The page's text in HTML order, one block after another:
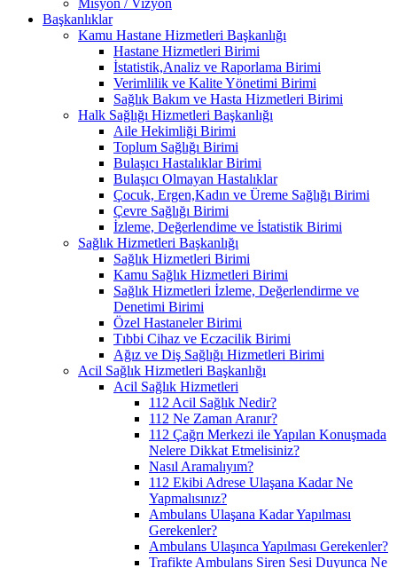
Başkanlıklar
Kamu Hastane Hizmetleri Başkanlığı
Hastane Hizmetleri Birimi
İstatistik,Analiz ve Raporlama Birimi
Verimlilik ve Kalite Yönetimi Birimi
Sağlık Bakım ve Hasta Hizmetleri Birimi
Halk Sağlığı Hizmetleri Başkanlığı
Aile Hekimliği Birimi
Toplum Sağlığı Birimi
Bulaşıcı Hastalıklar Birimi
Bulaşıcı Olmayan Hastalıklar
Çocuk, Ergen,Kadın ve Üreme Sağlığı Birimi
Çevre Sağlığı Birimi
İzleme, Değerlendime ve İstatistik Birimi
Sağlık Hizmetleri Başkanlığı
Sağlık Hizmetleri Birimi
Kamu Sağlık Hizmetleri Birimi
Sağlık Hizmetleri İzleme, Değerlendirme ve
Denetimi Birimi
Özel Hastaneler Birimi
Tıbbi Cihaz ve Eczacilik Birimi
Ağız ve Diş Sağlığı Hizmetleri Birimi
Acil Sağlık Hizmetleri Başkanlığı
Acil Sağlık Hizmetleri
112 Acil Sağlık Nedir?
112 Ne Zaman Aranır?
112 Çağrı Merkezi ile Yapılan Konuşmada
Nelere Dikkat Etmelisiniz?
Nasıl Aramalıyım?
112 Ekibi Adrese Ulaşana Kadar Ne
Yapmalısınız?
Ambulans Ulaşana Kadar Yapılması
Gerekenler?
Ambulans Ulaşınca Yapılması Gerekenler?
Trafikte Ambulans Siren Sesi Duyunca Ne